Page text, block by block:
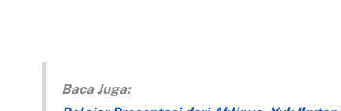
Baca Juga: